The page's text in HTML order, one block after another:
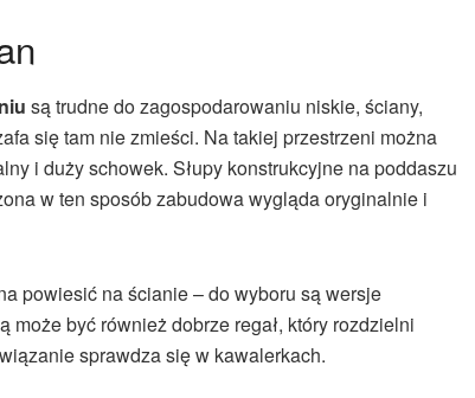
są trudne do zagospodarowaniu niskie, ściany,
się tam nie zmieści. Na takiej przestrzeni można
i duży schowek. Słupy konstrukcyjne na poddaszu
w ten sposób zabudowa wygląda oryginalnie i
powiesić na ścianie – do wyboru są wersje
może być również dobrze regał, który rozdzielni
sprawdza się w kawalerkach.